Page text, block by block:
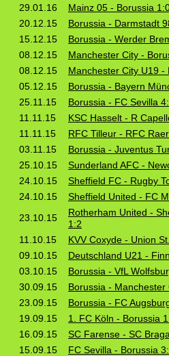
29.01.16
Mainz 05 - Borussia
20.12.15
Borussia - Darmstadt
15.12.15
Borussia - Werder
08.12.15
Manchester City -
08.12.15
Manchester City U19 -
05.12.15
Borussia - Bayern
25.11.15
Borussia - FC Sevilla
11.11.15
KSC Hasselt - R
11.11.15
RFC Tilleur - RFC
03.11.15
Borussia - Juventus
25.10.15
Sunderland AFC -
24.10.15
Sheffield FC - Rugby
24.10.15
Sheffield United - FC
23.10.15
Rotherham United -
1:2
11.10.15
KVV Coxyde - Union
09.10.15
Deutschland U21 -
03.10.15
Borussia - VfL
30.09.15
Borussia - Manchester
23.09.15
Borussia - FC
19.09.15
1. FC Köln - Borussia
16.09.15
SC Farense - SC
15.09.15
FC Sevilla - Borussia